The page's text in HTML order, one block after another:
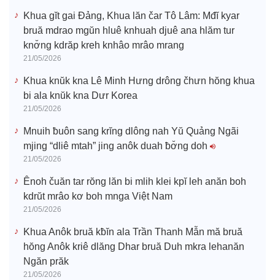
Khua gĭt gai Đảng, Khua lăn čar Tô Lâm: Mđĭ kyar
bruă mdrao mgŭn hluê knhuah djuê ana hlăm tur
knơ̆ng kdrăp kreh knhâo mrâo mrang
21/05/2026
Khua knŭk kna Lê Minh Hưng drông čhưn hŏng khua
bi ala knŭk kna Dưr Korea
21/05/2026
Mnuih ƀuôn sang krĭng dlông nah Yŭ Quảng Ngãi
mjing “dliê mtah” jing anôk duah ƀơ̆ng doh
21/05/2026
Ênoh čuăn tar rŏng lăn bi mlih klei kpĭ leh anăn boh
kdrŭt mrâo kơ boh mnga Việt Nam
21/05/2026
Khua Anôk bruă kƀĭn ala Trần Thanh Mẫn mă bruă
hŏng Anôk kriê dlăng Dhar bruă Duh mkra lehanăn
Ngăn prăk
21/05/2026